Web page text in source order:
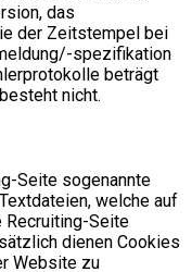
das
der Zeitstempel bei
spezifikation
beträgt
nicht.
Seite sogenannte
welche auf
Recruiting-Seite
dienen Cookies
Website zu